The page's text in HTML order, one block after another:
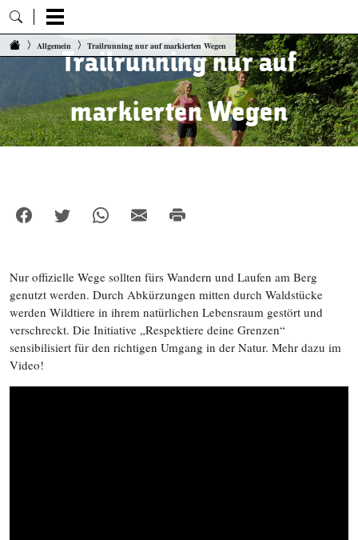
Zum Inhalt springen
Allgemein Trailrunning nur auf markierten Wegen
Trailrunning nur auf
markierten Wegen
Nur offizielle Wege sollten fürs Wandern und Laufen am Berg
genutzt werden. Durch Abkürzungen mitten durch Waldstücke
werden Wildtiere in ihrem natürlichen Lebensraum gestört und
verschreckt. Die Initiative „Respektiere deine Grenzen“
sensibilisiert für den richtigen Umgang in der Natur. Mehr dazu im
Video!